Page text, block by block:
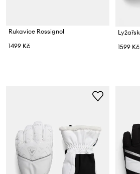
Rukavice Rossignol
1499 Kč
1599 Kč